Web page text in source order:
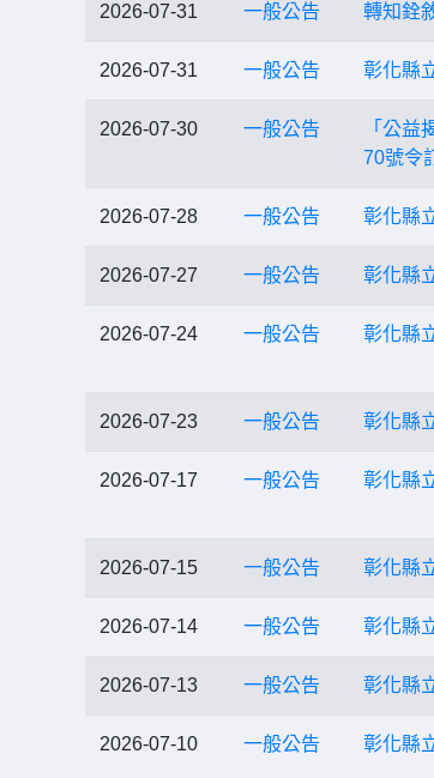
2026-07-31 一般公告 轉知銓
2026-07-31 一般公告 彰化縣
2026-07-30 一般公告
「公
70號令
2026-07-28 一般公告 彰化縣
2026-07-27 一般公告 彰化縣
2026-07-24 一般公告 彰化縣
2026-07-23 一般公告 彰化縣
2026-07-17 一般公告 彰化縣
2026-07-15 一般公告 彰化縣
2026-07-14 一般公告 彰化縣
2026-07-13 一般公告 彰化縣
2026-07-10 一般公告 彰化縣